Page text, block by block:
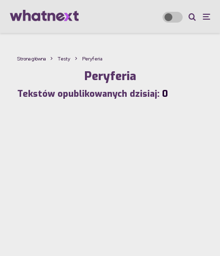
Strona główna Testy Peryferia
Peryferia
Tekstów opublikowanych dzisiaj: 0